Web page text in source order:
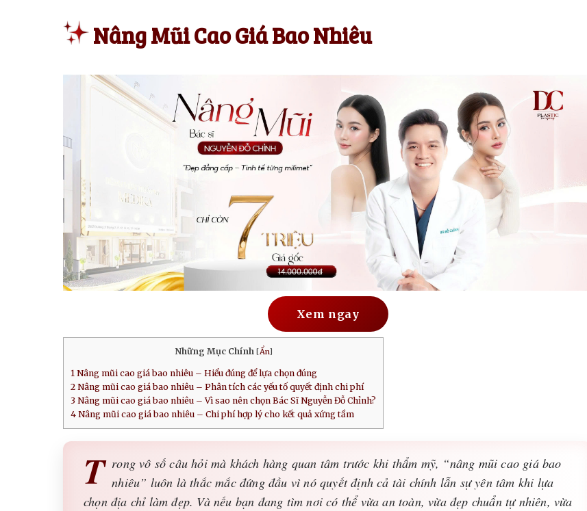
Nâng Mũi Cao Giá Bao Nhiêu
Xem ngay
Những Mục Chính [Ẩn]
1 Nâng mũi cao giá bao nhiêu – Hiểu đúng để lựa chọn đúng
2 Nâng mũi cao giá bao nhiêu – Phân tích các yếu tố quyết định chi phí
3 Nâng mũi cao giá bao nhiêu – Vì sao nên chọn Bác Sĩ Nguyễn Đỗ Chỉnh?
4 Nâng mũi cao giá bao nhiêu – Chi phí hợp lý cho kết quả xứng tầm
T rong vô số câu hỏi mà khách hàng quan tâm trước khi thẩm mỹ, “nâng mũi cao giá bao
nhiêu” luôn là thắc mắc đứng đầu vì nó quyết định cả tài chính lẫn sự yên tâm khi lựa
chọn địa chỉ làm đẹp. Và nếu bạn đang tìm nơi có thể vừa an toàn, vừa đẹp chuẩn tự nhiên, vừa